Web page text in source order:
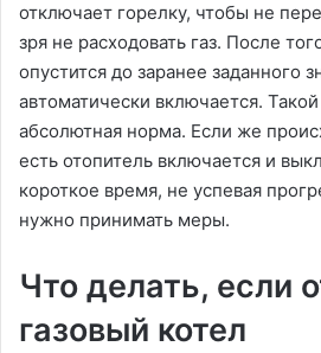
отключает горелку, чтобы не
зря не расходовать газ. После
опустится до заранее заданного
автоматически включается.
абсолютная норма. Если же
есть отопитель включается и
короткое время, не успевая
нужно принимать меры.
Что делать, если
газовый котел